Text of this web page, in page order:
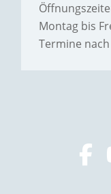
Montag bis
Termine